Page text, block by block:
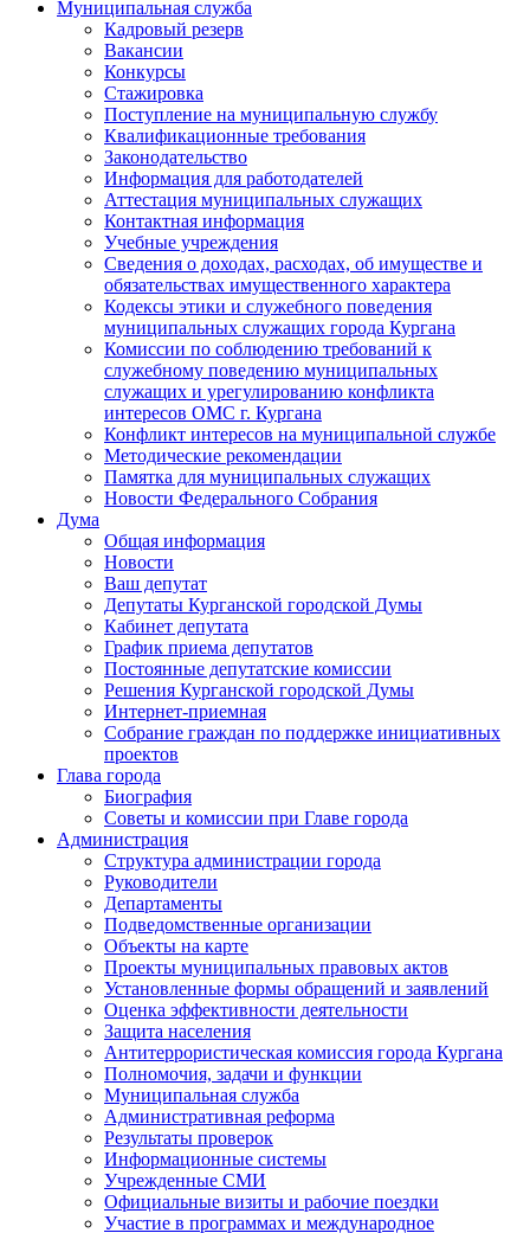
Муниципальная служба
Кадровый резерв
Вакансии
Конкурсы
Стажировка
Поступление на муниципальную службу
Квалификационные требования
Законодательство
Информация для работодателей
Аттестация муниципальных служащих
Контактная информация
Учебные учреждения
Сведения о доходах, расходах, об имуществе и
обязательствах имущественного характера
Кодексы этики и служебного поведения
муниципальных служащих города Кургана
Комиссии по соблюдению требований к
служебному поведению муниципальных
служащих и урегулированию конфликта
интересов ОМС г. Кургана
Конфликт интересов на муниципальной службе
Методические рекомендации
Памятка для муниципальных служащих
Новости Федерального Cобрания
Дума
Общая информация
Новости
Ваш депутат
Депутаты Курганской городской Думы
Кабинет депутата
График приема депутатов
Постоянные депутатские комиссии
Решения Курганской городской Думы
Интернет-приемная
Собрание граждан по поддержке инициативных
проектов
Глава города
Биография
Советы и комиссии при Главе города
Администрация
Структура администрации города
Руководители
Департаменты
Подведомственные организации
Объекты на карте
Проекты муниципальных правовых актов
Установленные формы обращений и заявлений
Оценка эффективности деятельности
Защита населения
Антитеррористическая комиссия города Кургана
Полномочия, задачи и функции
Муниципальная служба
Административная реформа
Результаты проверок
Информационные системы
Учрежденные СМИ
Официальные визиты и рабочие поездки
Участие в программах и международное